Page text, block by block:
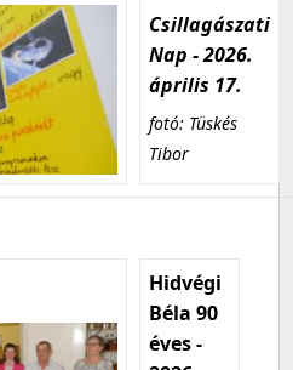
Csillagászati
Nap - 2026.
április 17.
fotó: Tüskés
Tibor
Hidvégi
Béla 90
éves -